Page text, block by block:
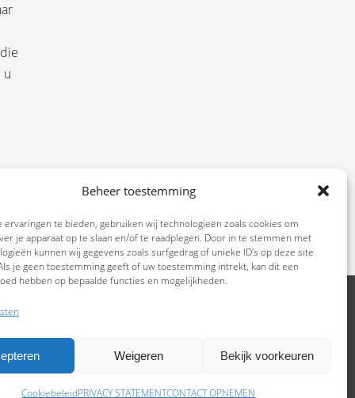
Beheer toestemming
ervaringen te bieden, gebruiken wij technologieën zoals cookies om
je apparaat op te slaan en/of te raadplegen. Door in te stemmen met
kunnen wij gegevens zoals surfgedrag of unieke ID's op deze site
je geen toestemming geeft of uw toestemming intrekt, kan dit een
hebben op bepaalde functies en mogelijkheden.
Weigeren Bekijk voorkeuren
CookiebeleidPRIVACY STATEMENTCONTACT OPNEMEN
u